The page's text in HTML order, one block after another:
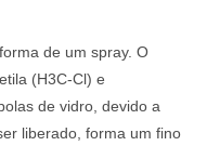
de um spray. O
(H3C-Cl) e
de vidro, devido a
liberado, forma um fino